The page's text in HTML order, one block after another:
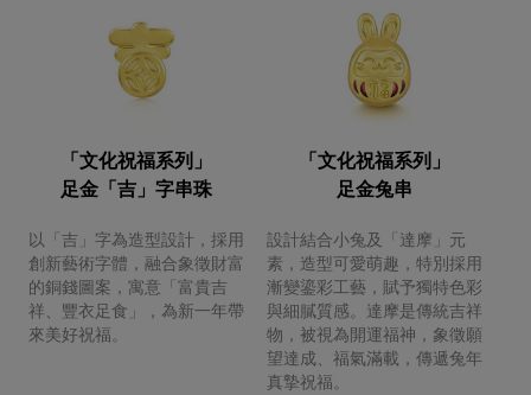
「文化祝福系列」
足金「吉」字串珠
以「吉」字為造型設計，採用
創新藝術字體，融合象徵財富
的銅錢圖案，寓意「富貴吉
祥、豐衣足食」，為新一年帶
來美好祝福。
「文化祝福系列」
足金兔串
設計結合小兔及「達摩」元
素，造型可愛萌趣，特別採用
漸變鎏彩工藝，賦予獨特色彩
與細膩質感。達摩是傳統吉祥
物，被視為開運福神，象徵願
望達成、福氣滿載，傳遞兔年
真摯祝福。